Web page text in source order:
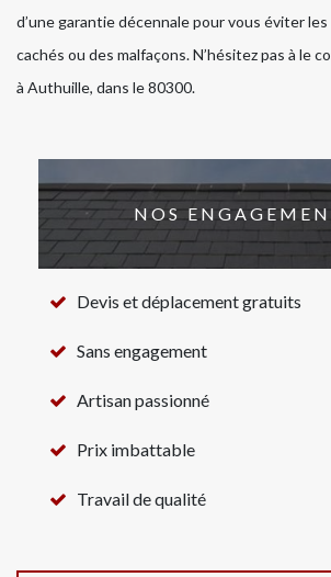
d’une garantie décennale pour vous éviter
cachés ou des malfaçons. N’hésitez pas à le
à Authuille, dans le 80300.
NOS
Devis et déplacement gratuits
Sans engagement
Artisan passionné
Prix imbattable
Travail de qualité